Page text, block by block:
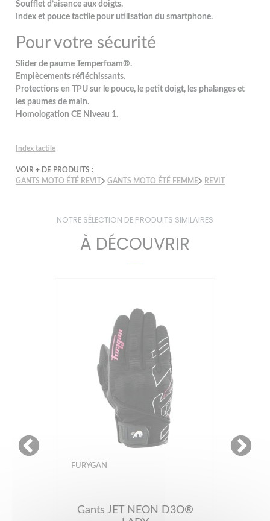
Soufflet d’aisance aux doigts.
Index et pouce tactile pour utilisation du smartphone.
Pour votre sécurité
Slider de paume Temperfoam®.
Empiècements réfléchissants.
Protections en TPU sur le pouce, le petit doigt, les phalanges et
les paumes de main.
Homologation CE Niveau 1.
Index tactile
VOIR + DE PRODUITS :
GANTS MOTO ÉTÉ REVIT
GANTS MOTO ÉTÉ FEMME REVIT
NOTRE SÉLECTION DE PRODUITS SIMILAIRES
À DÉCOUVRIR
FURYGAN
Gants JET NEON D3O®